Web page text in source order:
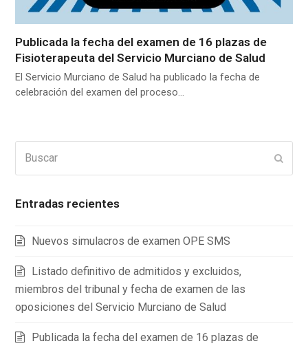
Publicada la fecha del examen de 16 plazas de
Fisioterapeuta del Servicio Murciano de Salud
El Servicio Murciano de Salud ha publicado la fecha de
celebración del examen del proceso…
Entradas recientes
Nuevos simulacros de examen OPE SMS
Listado definitivo de admitidos y excluidos,
miembros del tribunal y fecha de examen de las
oposiciones del Servicio Murciano de Salud
Publicada la fecha del examen de 16 plazas de